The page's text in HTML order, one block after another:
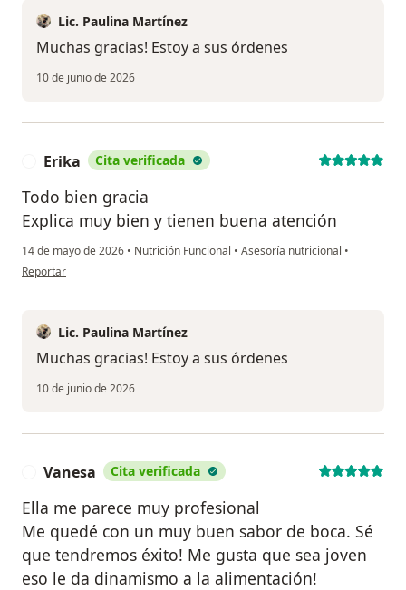
Lic. Paulina Martínez
Muchas gracias! Estoy a sus órdenes
10 de junio de 2026
Erika Cita verificada
Todo bien gracia
Explica muy bien y tienen buena atención
14 de mayo de 2026 • Nutrición Funcional • Asesoría nutricional •
en opinión del usuario Erika
Reportar
Lic. Paulina Martínez
Muchas gracias! Estoy a sus órdenes
10 de junio de 2026
Vanesa Cita verificada
Ella me parece muy profesional
Me quedé con un muy buen sabor de boca. Sé
que tendremos éxito! Me gusta que sea joven
eso le da dinamismo a la alimentación!